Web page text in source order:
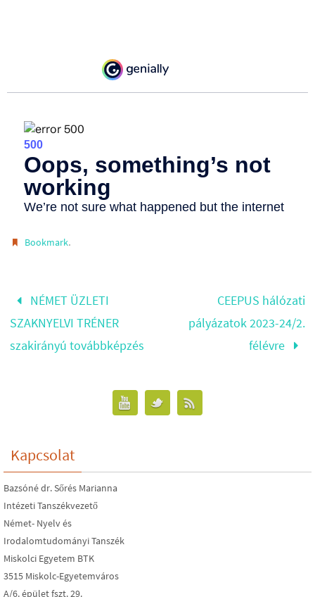
Bookmark.
NÉMET ÜZLETI
SZAKNYELVI TRÉNER
szakirányú továbbképzés
CEEPUS hálózati
pályázatok 2023-24/2.
félévre
Kapcsolat
Bazsóné dr. Sőrés Marianna
Intézeti Tanszékvezető
Német- Nyelv és
Irodalomtudományi Tanszék
Miskolci Egyetem BTK
3515 Miskolc-Egyetemváros
A/6. épület fszt. 29.